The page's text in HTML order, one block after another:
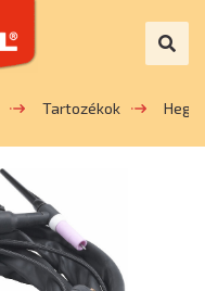
Tartozékok